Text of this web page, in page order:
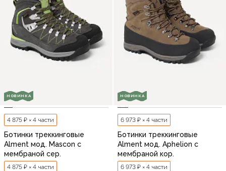
НОВИНКА
4 875 ₽ × 4 части
Ботинки треккинговые
Alment мод. Mascon с
мембраной сер.
4 875 ₽ × 4 части
НОВИНКА
6 973 ₽ × 4 части
Ботинки треккинговые
Alment мод. Aphelion с
мембраной кор.
6 973 ₽ × 4 части